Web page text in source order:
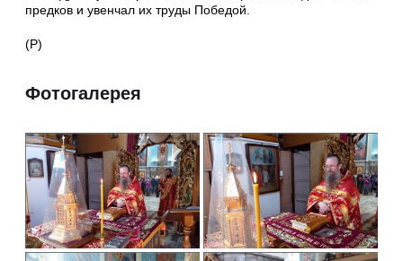
предков и увенчал их труды Победой.
(Р)
Фотогалерея